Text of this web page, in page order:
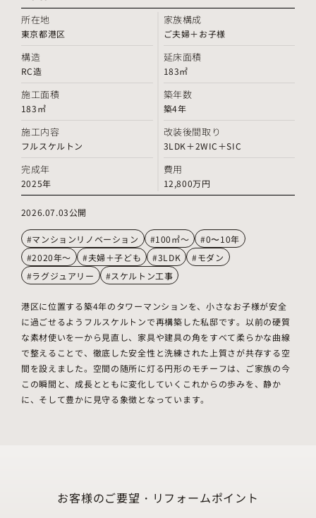
港区に位置する築4年のタワーマンションを、小さなお子様が安全
に過ごせるようフルスケルトンで再構築した私邸です。以前の硬質
な素材使いを一から見直し、家具や建具の角をすべて柔らかな曲線
で整えることで、徹底した安全性と洗練された上質さが共存する空
間を設えました。空間の随所に灯る円形のモチーフは、ご家族の今
この瞬間と、成長とともに変化していくこれからの歩みを、静か
に、そして豊かに見守る象徴となっています。
所在地
東京都港区
家族構成
ご夫婦＋お子様
構造
RC造
延床面積
183㎡
施工面積
183㎡
築年数
築4年
施工内容
フルスケルトン
改装後間取り
3LDK＋2WIC＋SIC
完成年
2025年
費用
12,800万円
2026.07.03公開
#マンションリノベーション #100㎡～
#0〜10年
#2020年～
#夫婦＋子ども #3LDK
#モダン
#ラグジュアリー
#スケルトン工事
お客様のご要望・リフォームポイント